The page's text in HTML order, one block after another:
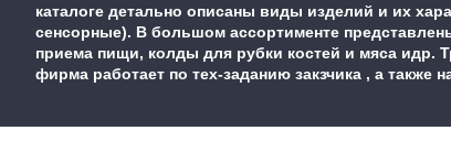
каталоге детально описаны виды изделий и их
сенсорные). В большом ассортименте
приема пищи, колды для рубки костей и мяса идр.
фирма работает по тех-заданию закзчика , а